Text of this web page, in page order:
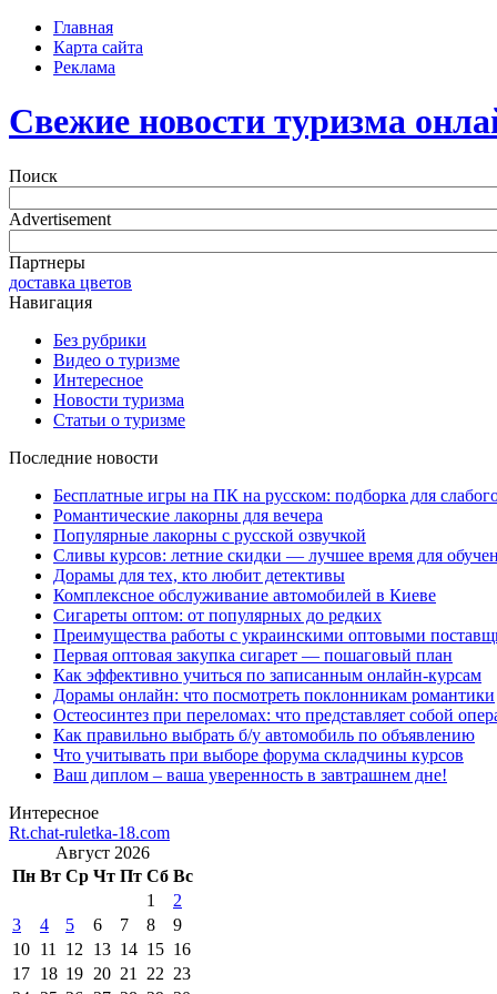
Главная
Карта сайта
Реклама
Свежие новости туризма
Поиск
Advertisement
Партнеры
доставка цветов
Навигация
Без рубрики
Видео о туризме
Интересное
Новости туризма
Статьи о туризме
Последние новости
Бесплатные игры на ПК на русском: подборка для
Романтические лакорны для вечера
Популярные лакорны с русской озвучкой
Сливы курсов: летние скидки — лучшее время для
Дорамы для тех, кто любит детективы
Комплексное обслуживание автомобилей в Киеве
Сигареты оптом: от популярных до редких
Преимущества работы с украинскими оптовыми
Первая оптовая закупка сигарет — пошаговый план
Как эффективно учиться по записанным онлайн-курсам
Дорамы онлайн: что посмотреть поклонникам романтики
Остеосинтез при переломах: что представляет собой
Как правильно выбрать б/у автомобиль по объявлению
Что учитывать при выборе форума складчины курсов
Ваш диплом – ваша уверенность в завтрашнем дне!
Интересное
Rt.chat-ruletka-18.com
Август 2026
Пн Вт Ср Чт Пт Сб Вс
1
2
3
4 5 6 7 8
9
10 11 12 13 14 15 16
17 18 19 20 21 22 23